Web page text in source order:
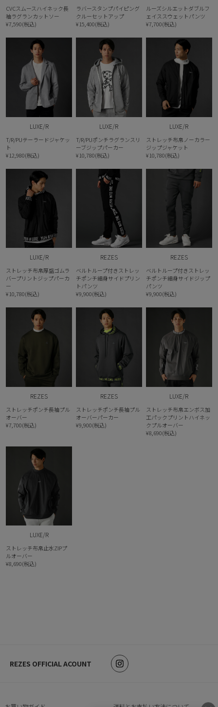
CVCスムースハイネック長
袖ラグランカットソー
¥7,590(税込)
ラバースタンプパイピング
クルーセットアップ
¥15,400(税込)
ルーズシルエットダブルフ
ェイススウェットパンツ
¥7,700(税込)
LUXE/R
T/R/PUテーラードジャケッ
ト
¥12,980(税込)
LUXE/R
T/R/PUポンチラグランスリ
ーブジップパーカー
¥10,780(税込)
LUXE/R
ストレッチ布帛ノーカラー
ジップジャケット
¥10,780(税込)
LUXE/R
ストレッチ布帛厚盛ゴムラ
バープリントジップパーカ
ー
¥10,780(税込)
REZES
ベルトループ付きストレッ
チポンチ細身サイドプリン
トパンツ
¥9,900(税込)
REZES
ベルトループ付きストレッ
チポンチ細身サイドジップ
パンツ
¥9,900(税込)
REZES
ストレッチポンチ長袖プル
オーバー
¥7,700(税込)
REZES
ストレッチポンチ長袖プル
オーバーパーカー
¥9,900(税込)
LUXE/R
ストレッチ布帛エンボス加
工パックプリントハイネッ
クプルオーバー
¥8,690(税込)
LUXE/R
ストレッチ布帛止水ZIPプ
ルオーバー
¥8,690(税込)
REZES OFFICIAL ACOUNT